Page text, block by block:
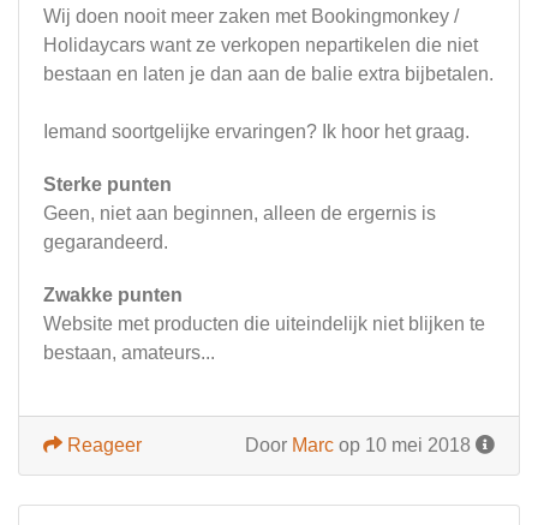
Wij doen nooit meer zaken met Bookingmonkey /
Holidaycars want ze verkopen nepartikelen die niet
bestaan en laten je dan aan de balie extra bijbetalen.
Iemand soortgelijke ervaringen? Ik hoor het graag.
Sterke punten
Geen, niet aan beginnen, alleen de ergernis is
gegarandeerd.
Zwakke punten
Website met producten die uiteindelijk niet blijken te
bestaan, amateurs...
Door Marc op 10 mei 2018
Reageer